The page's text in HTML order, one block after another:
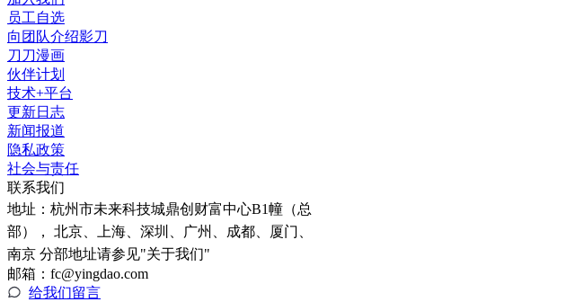
员工自选
向团队介绍影刀
刀刀漫画
伙伴计划
技术+平台
更新日志
新闻报道
隐私政策
社会与责任
联系我们
地址： 杭州市未来科技城鼎创财富中心B1幢（总
部）， 北京、上海、深圳、广州、成都、厦门、
南京 分部地址请参见"关于我们"
邮箱：fc@yingdao.com
给我们留言